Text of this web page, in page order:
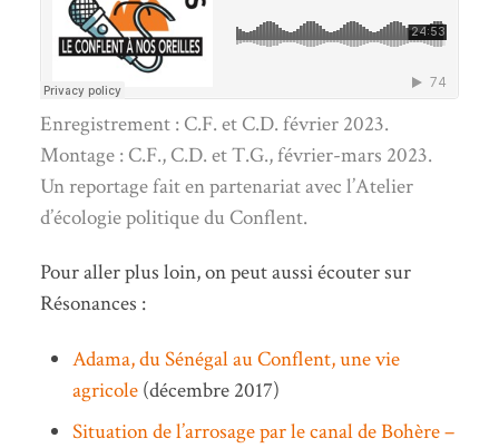
Enregistrement : C.F. et C.D. février 2023.
Montage : C.F., C.D. et T.G., février-mars 2023.
Un reportage fait en partenariat avec l’Atelier
d’écologie politique du Conflent.
Pour aller plus loin, on peut aussi écouter sur
Résonances :
Adama, du Sénégal au Conflent, une vie
agricole(décembre 2017)
Situation de l’arrosage par le canal de Bohère –